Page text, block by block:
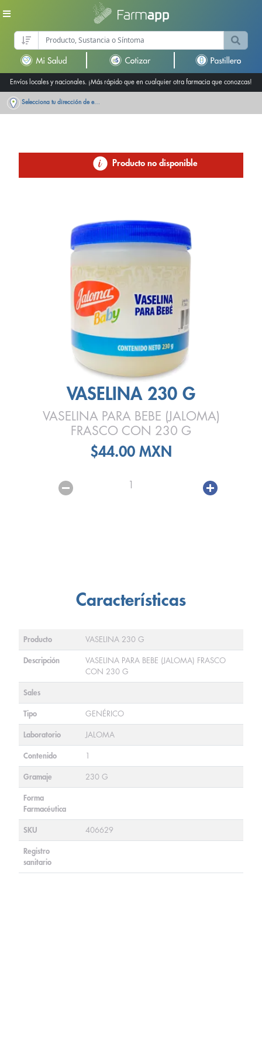
Envíos locales y nacionales. ¡Más rápido que en cualquier otra farmacia que conozcas!
Selecciona tu dirección de entrega
Producto no disponible
VASELINA 230 G
VASELINA PARA BEBE (JALOMA)
FRASCO CON 230 G
$44.00 MXN
1
Características
Producto VASELINA 230 G
Descripción
VASELINA PARA BEBE (JALOMA) FRASCO
CON 230 G
Sales
Tipo GENÉRICO
Laboratorio JALOMA
Contenido 1
Gramaje 230 G
Forma
Farmacéutica
SKU 406629
Registro
sanitario